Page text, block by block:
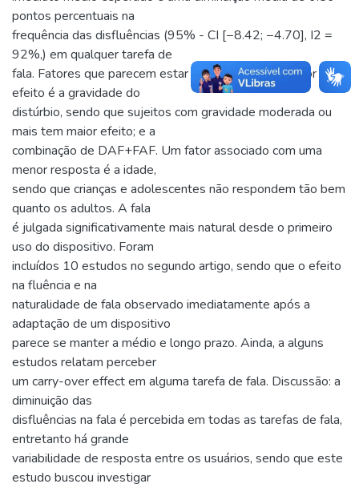
pontos percentuais na
frequência das disfluências (95% - CI [−8.42; −4.70], I2 =
92%,) em qualquer tarefa de
fala. Fatores que parecem estar associados a um maior
efeito é a gravidade do
distúrbio, sendo que sujeitos com gravidade moderada ou
mais tem maior efeito; e a
combinação de DAF+FAF. Um fator associado com uma
menor resposta é a idade,
sendo que crianças e adolescentes não respondem tão bem
quanto os adultos. A fala
é julgada significativamente mais natural desde o primeiro
uso do dispositivo. Foram
incluídos 10 estudos no segundo artigo, sendo que o efeito
na fluência e na
naturalidade de fala observado imediatamente após a
adaptação de um dispositivo
parece se manter a médio e longo prazo. Ainda, a alguns
estudos relatam perceber
um carry-over effect em alguma tarefa de fala. Discussão: a
diminuição das
disfluências na fala é percebida em todas as tarefas de fala,
entretanto há grande
variabilidade de resposta entre os usuários, sendo que este
estudo buscou investigar